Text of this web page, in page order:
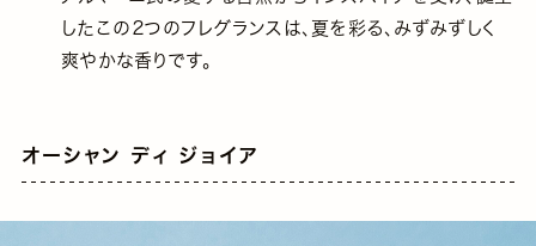
したこの２つのフレグランスは、夏を彩る、みずみずしく
爽やかな香りです。
オーシャン ディ ジョイア